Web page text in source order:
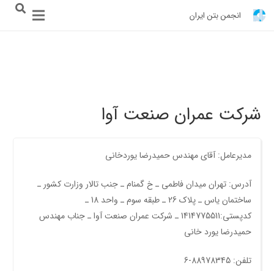
انجمن بتن ایران
شرکت عمران صنعت آوا
مدیرعامل: آقای مهندس حميدرضا یوردخانی
آدرس: تهران میدان فاطمی ـ خ گمنام ـ جنب تالار وزارت کشور ـ
ساختمان یاس ـ پلاک 26 ـ طبقه سوم ـ واحد 18 ـ
کدپستی:1414775511 ـ‌ شرکت عمران صنعت آوا ـ جناب مهندس
حمیدرضا یورد خانی
تلفن: 88978345-6